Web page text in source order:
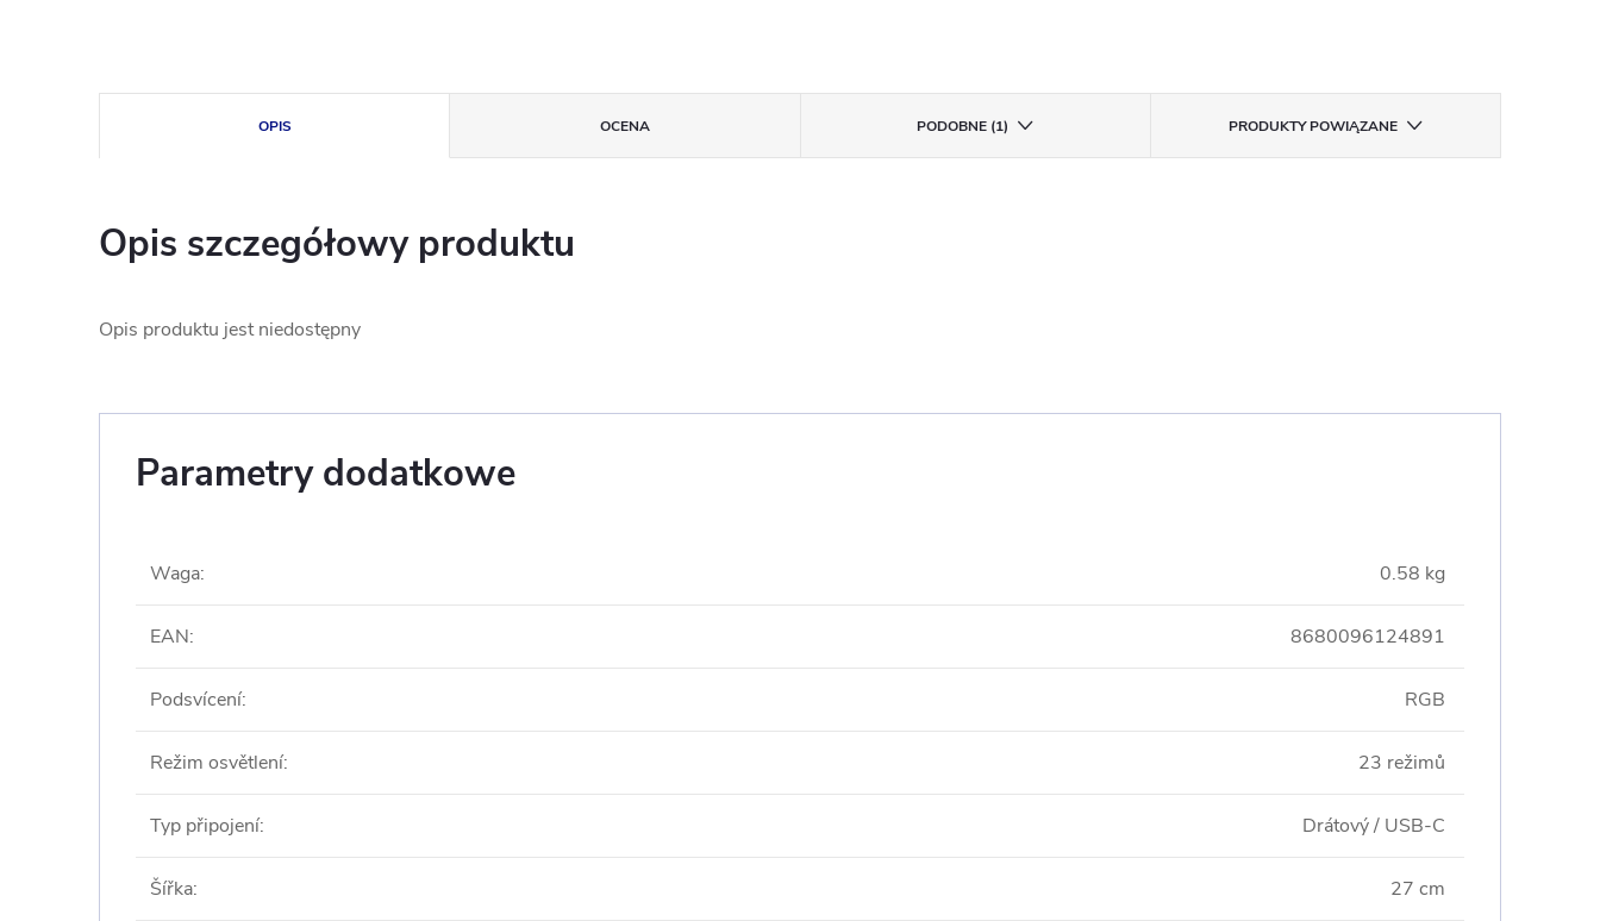
OPIS OCENA PODOBNE (1) PRODUKTY POWIĄZANE
Opis szczegółowy produktu
Opis produktu jest niedostępny
Parametry dodatkowe
Waga: 0.58 kg
EAN: 8680096124891
Podsvícení: RGB
Režim osvětlení: 23 režimů
Typ připojení: Drátový / USB-C
Šířka: 27 cm